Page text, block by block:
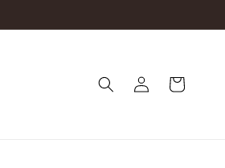
EinloggenWarenkorb